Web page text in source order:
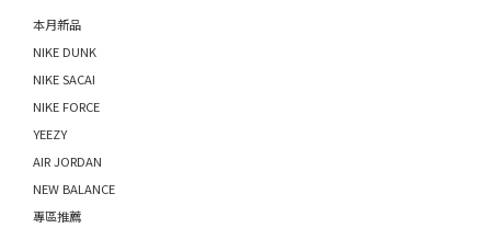
本月新品
NIKE DUNK
NIKE SACAI
NIKE FORCE
YEEZY
AIR JORDAN
NEW BALANCE
專區推薦